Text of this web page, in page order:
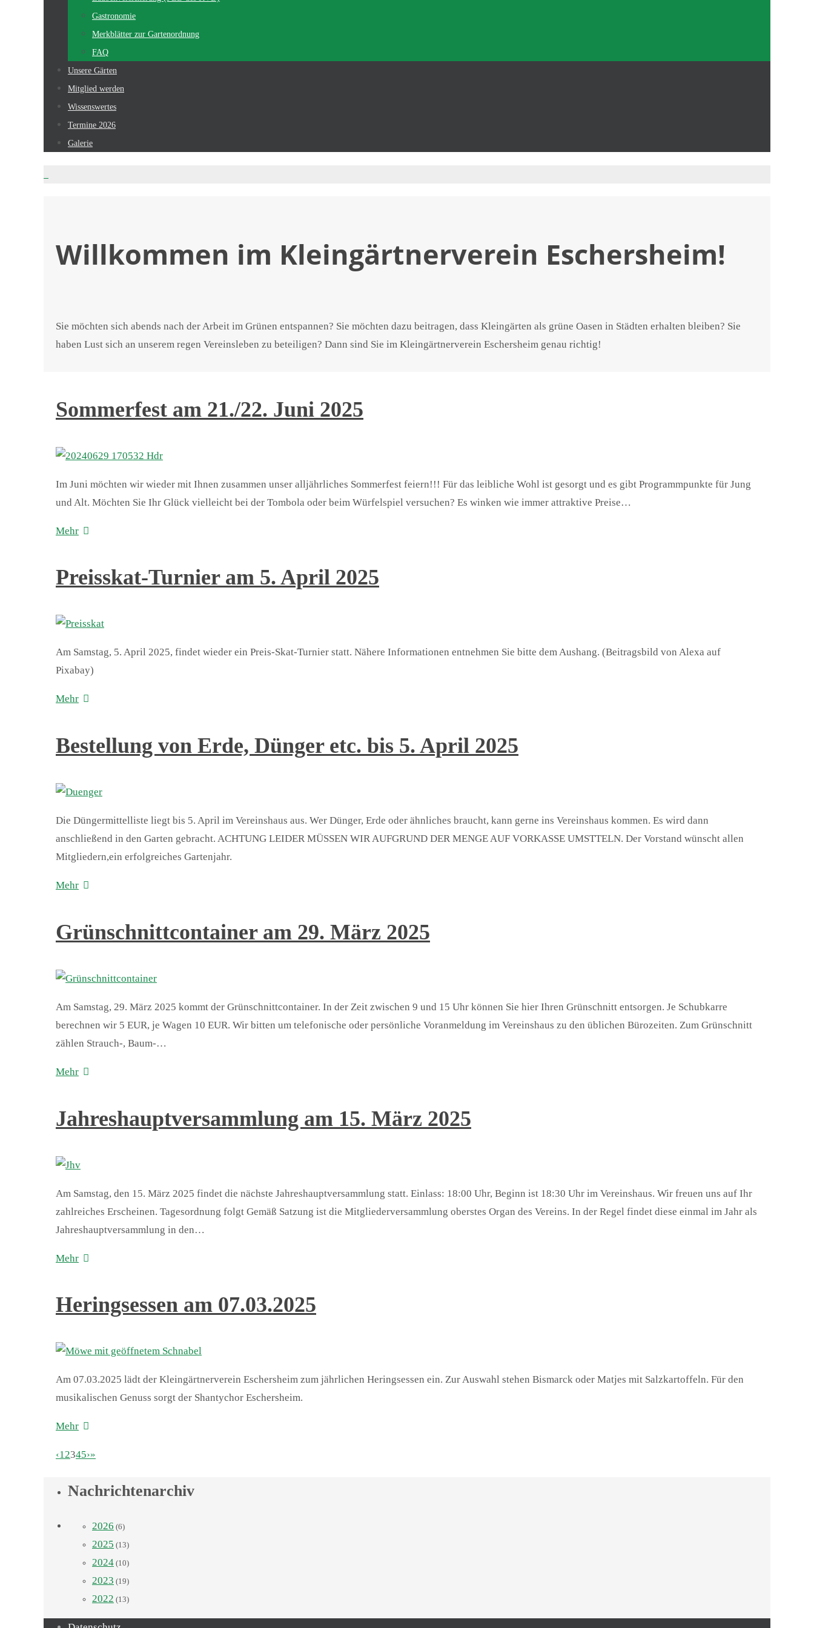
Gastronomie
Merkblätter zur Gartenordnung
FAQ
Unsere Gärten
Mitglied werden
Wissenswertes
Termine 2026
Galerie
Willkommen im Kleingärtnerverein Eschersheim!
Sie möchten sich abends nach der Arbeit im Grünen entspannen? Sie möchten dazu beitragen, dass Kleingärten als grüne Oasen in Städten erhalten bleiben? Sie
haben Lust sich an unserem regen Vereinsleben zu beteiligen? Dann sind Sie im Kleingärtnerverein Eschersheim genau richtig!
Sommerfest am 21./22. Juni 2025
Im Juni möchten wir wieder mit Ihnen zusammen unser alljährliches Sommerfest feiern!!! Für das leibliche Wohl ist gesorgt und es gibt Programmpunkte für Jung
und Alt. Möchten Sie Ihr Glück vielleicht bei der Tombola oder beim Würfelspiel versuchen? Es winken wie immer attraktive Preise…
Mehr
Preisskat-Turnier am 5. April 2025
Am Samstag, 5. April 2025, findet wieder ein Preis-Skat-Turnier statt. Nähere Informationen entnehmen Sie bitte dem Aushang. (Beitragsbild von Alexa auf
Pixabay)
Mehr
Bestellung von Erde, Dünger etc. bis 5. April 2025
Die Düngermittelliste liegt bis 5. April im Vereinshaus aus. Wer Dünger, Erde oder ähnliches braucht, kann gerne ins Vereinshaus kommen. Es wird dann
anschließend in den Garten gebracht. ACHTUNG LEIDER MÜSSEN WIR AUFGRUND DER MENGE AUF VORKASSE UMSTTELN. Der Vorstand wünscht allen
Mitgliedern,ein erfolgreiches Gartenjahr.
Mehr
Grünschnittcontainer am 29. März 2025
Am Samstag, 29. März 2025 kommt der Grünschnittcontainer. In der Zeit zwischen 9 und 15 Uhr können Sie hier Ihren Grünschnitt entsorgen. Je Schubkarre
berechnen wir 5 EUR, je Wagen 10 EUR. Wir bitten um telefonische oder persönliche Voranmeldung im Vereinshaus zu den üblichen Bürozeiten. Zum Grünschnitt
zählen Strauch-, Baum-…
Mehr
Jahreshauptversammlung am 15. März 2025
Am Samstag, den 15. März 2025 findet die nächste Jahreshauptversammlung statt. Einlass: 18:00 Uhr, Beginn ist 18:30 Uhr im Vereinshaus. Wir freuen uns auf Ihr
zahlreiches Erscheinen. Tagesordnung folgt Gemäß Satzung ist die Mitgliederversammlung oberstes Organ des Vereins. In der Regel findet diese einmal im Jahr als
Jahreshauptversammlung in den…
Mehr
Heringsessen am 07.03.2025
Am 07.03.2025 lädt der Kleingärtnerverein Eschersheim zum jährlichen Heringsessen ein. Zur Auswahl stehen Bismarck oder Matjes mit Salzkartoffeln. Für den
musikalischen Genuss sorgt der Shantychor Eschersheim.
Mehr
‹12345›»
Nachrichtenarchiv
2026 (6)
2025 (13)
2024 (10)
2023 (19)
2022 (13)